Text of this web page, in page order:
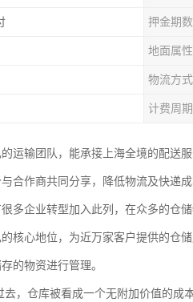
押金期数
地面属性
物流方式
计费周期
运输团队，能承接上海全境的配送
合作商共同分享，降低物流及快递成
多企业转型加入此列，在众多的仓
核心地位，为近万家客户提供的仓储
的物资进行管理。
，仓库被看成一个无附加价值的成